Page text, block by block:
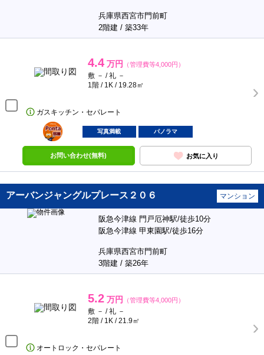
兵庫県西宮市門前町
2階建 / 築33年
4.4 万円 （管理費等4,000円）
敷 － / 礼 －
1階 / 1K / 19.28㎡
ガスキッチン・セパレート
ポンタ
部屋
写真満載 パノラマ
お問い合わせ(無料) お気に入り
アーバンジャングルプレース２０６ マンション
阪急今津線 門戸厄神駅/徒歩10分
阪急今津線 甲東園駅/徒歩16分
兵庫県西宮市門前町
3階建 / 築26年
5.2 万円 （管理費等4,000円）
敷 － / 礼 －
2階 / 1K / 21.9㎡
オートロック・セパレート